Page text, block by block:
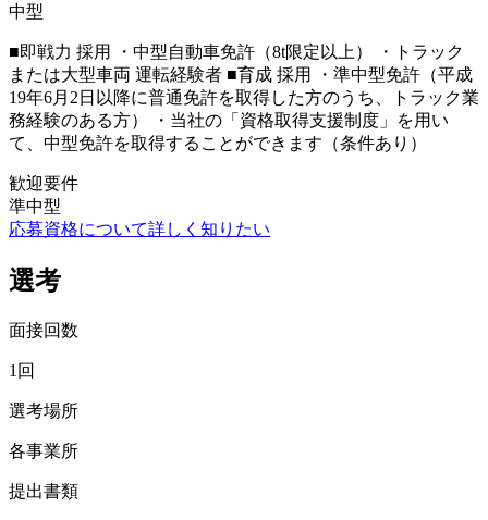
中型
■即戦力 採用 ・中型自動車免許（8t限定以上） ・トラック
または大型車両 運転経験者 ■育成 採用 ・準中型免許（平成
19年6月2日以降に普通免許を取得した方のうち、トラック業
務経験のある方） ・当社の「資格取得支援制度」を用い
て、中型免許を取得することができます（条件あり）
歓迎要件
準中型
応募資格について詳しく知りたい
選考
面接回数
1回
選考場所
各事業所
提出書類